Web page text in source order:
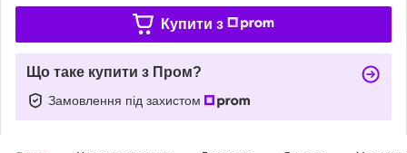
Купити з
Що таке купити з Пром?
Замовлення під захистом